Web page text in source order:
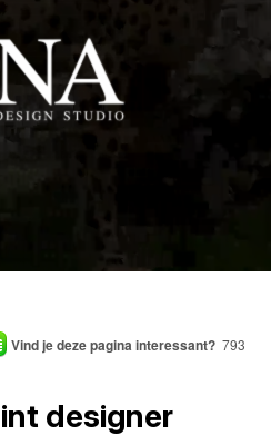
Vind je deze pagina interessant? 793
designer